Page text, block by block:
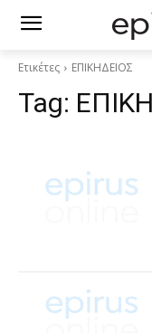
Ετικέτες ΕΠΙΚΗΔΕΙΟΣ
Tag: